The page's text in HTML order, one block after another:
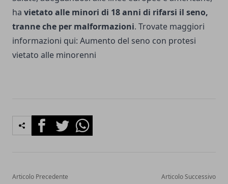
ha vietato alle minori di 18 anni di rifarsi il seno,
tranne che per malformazioni. Trovate maggiori
informazioni qui: Aumento del seno con protesi
vietato alle minorenni
FacebookTwitterWhatsapp
Articolo Precedente Articolo Successivo